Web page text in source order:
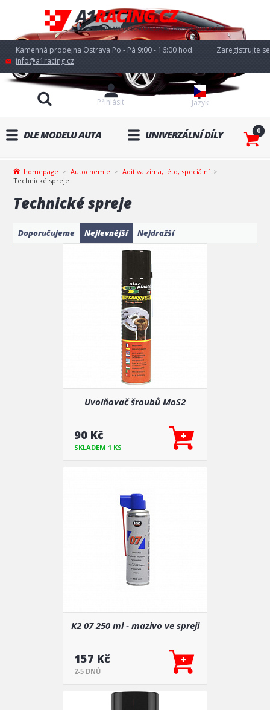
Kamenná prodejna Ostrava Po - Pá 9:00 - 16:00 hod.
info@a1racing.cz
Jazyk
Přihlásit
Zaregistrujte se
DLE MODELU AUTA UNIVERZÁLNÍ DÍLY 0
homepage Autochemie
Aditiva zima, léto, speciální
Technické spreje
Technické spreje
Doporučujeme Nejlevnější Nejdražší
Uvolňovač šroubů MoS2
90 Kč
SKLADEM 1 KS
K2 07 250 ml - mazivo ve spreji
157 Kč
2-5 DNŮ